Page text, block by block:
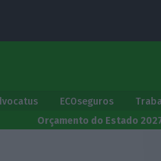
ECOseguros
Orçamento do Estado